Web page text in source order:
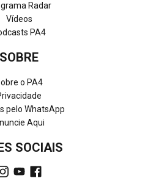
Radar
Vídeos
PA4
SOBRE
o PA4
pelo WhatsApp
Aqui
SOCIAIS